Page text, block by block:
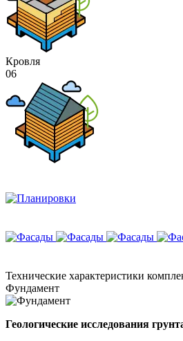
Кровля
06
Технические характеристики
Фундамент
Геологические исследования